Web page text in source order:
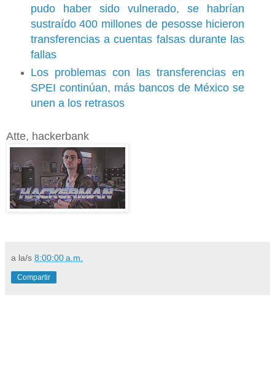
pudo haber sido vulnerado, se habrían
sustraído 400 millones de pesosse hicieron
transferencias a cuentas falsas durante las
fallas
Los problemas con las transferencias en
SPEI continúan, más bancos de México se
unen a los retrasos
Atte, hackerbank
a la/s 8:00:00 a.m.
Compartir